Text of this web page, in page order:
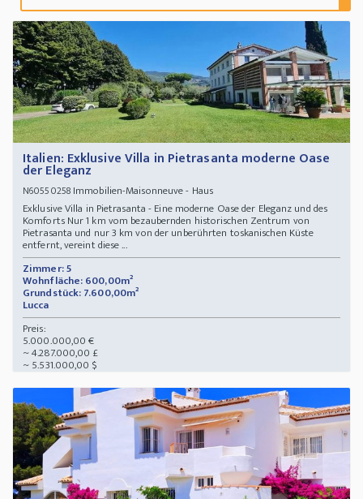
Italien: Exklusive Villa in Pietrasanta moderne Oase
der Eleganz
N60550258Immobilien-Maisonneuve - Haus
Exklusive Villa in Pietrasanta - Eine moderne Oase der Eleganz und des
Komforts Nur 1 km vom bezaubernden historischen Zentrum von
Pietrasanta und nur 3 km von der unberührten toskanischen Küste
entfernt, vereint diese ...
Zimmer: 5
Wohnfläche: 600,00m²
Grundstück: 7.600,00m²
Lucca
Preis:
5.000.000,00 €
~ 4.287.000,00 £
~ 5.531.000,00 $